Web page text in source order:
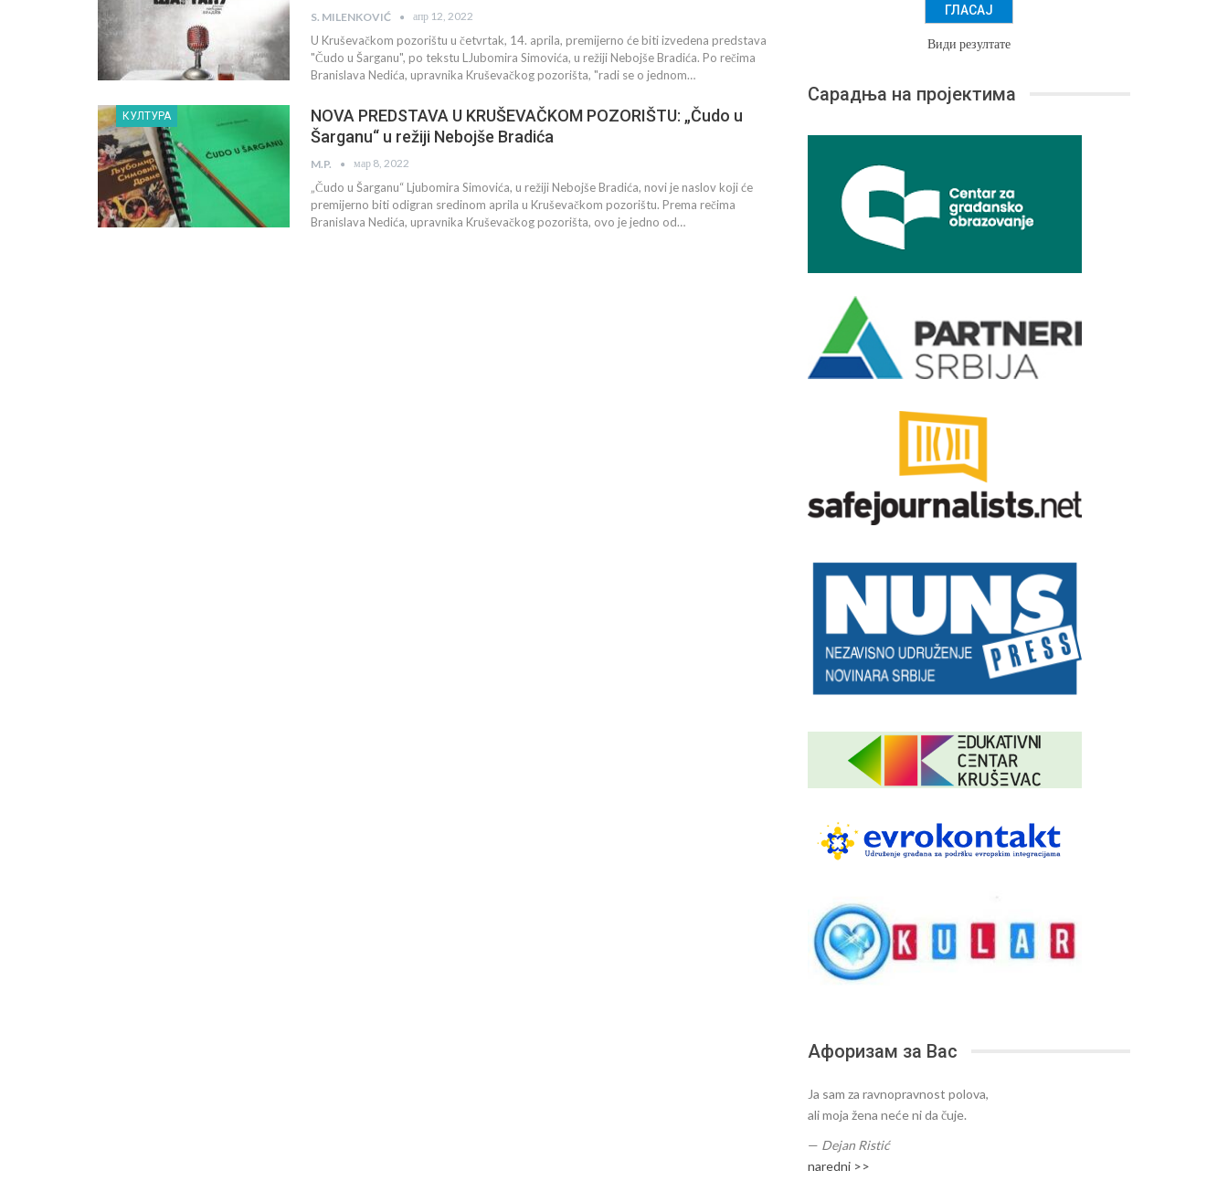
S. MILENKOVIĆ апр 12, 2022
U Kruševačkom pozorištu u četvrtak, 14. aprila, premijerno će biti izvedena predstava
"Čudo u Šarganu", po tekstu LJubomira Simovića, u režiji Nebojše Bradića. Po rečima
Branislava Nedića, upravnika Kruševačkog pozorišta, "radi se o jednom…
КУЛТУРА
NOVA PREDSTAVA U KRUŠEVAČKOM POZORIŠTU: „Čudo u
Šarganu“ u režiji Nebojše Bradića
M.P. мар 8, 2022
„Čudo u Šarganu“ Ljubomira Simovića, u režiji Nebojše Bradića, novi je naslov koji će
premijerno biti odigran sredinom aprila u Kruševačkom pozorištu. Prema rečima
Branislava Nedića, upravnika Kruševačkog pozorišta, ovo je jedno od…
Види резултате
Сарадња на пројектима
Афоризам за Вас
Ja sam za ravnopravnost polova,
ali moja žena neće ni da čuje.
— Dejan Ristić
naredni >>